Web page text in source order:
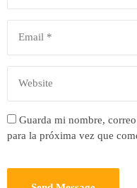
Guarda mi nombre,
para la próxima vez que